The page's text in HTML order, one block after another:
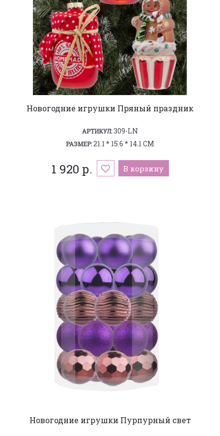
Новогодние игрушки Пряный праздник
АРТИКУЛ:309-LN
РАЗМЕР:21.1 * 15.6 * 14.1 СМ
1 920 р. В корзину
Новогодние игрушки Пурпурный свет